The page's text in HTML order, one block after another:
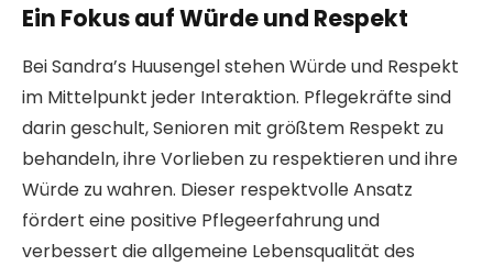
Ein Fokus auf Würde und Respekt
Bei Sandra’s Huusengel stehen Würde und Respekt
im Mittelpunkt jeder Interaktion. Pflegekräfte sind
darin geschult, Senioren mit größtem Respekt zu
behandeln, ihre Vorlieben zu respektieren und ihre
Würde zu wahren. Dieser respektvolle Ansatz
fördert eine positive Pflegeerfahrung und
verbessert die allgemeine Lebensqualität des